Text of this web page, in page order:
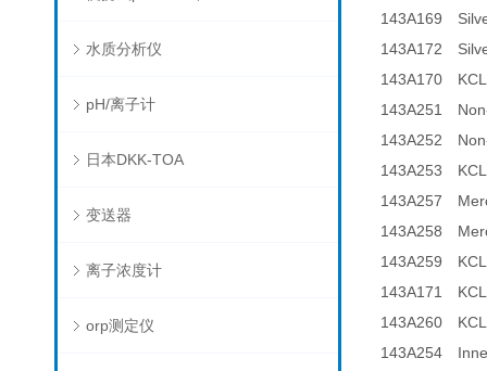
水质分析仪
pH/离子计
日本DKK-TOA
变送器
离子浓度计
orp测定仪
143A169
143A172
143A170
143A251
143A252
143A253
143A257
143A258
143A259
143A171
143A260
143A254